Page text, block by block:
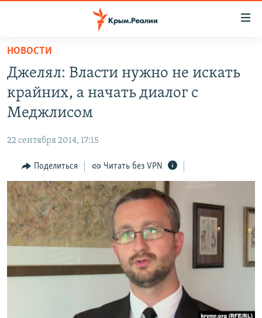
Вернуться
основному
содержанию
Вернутся
главной
навигации
Вернутся
поиску
СПЕЦПРОЕКТЫ
11 ЛЕТ ОККУПАЦИИ КРЫМА. 11 ИСТОРИЙ СОПРОТИВЛЕНИЯ
ВОДА
ЕЩЕ
ИНТЕРАКТИВ
ИНФОГРАФИКА
ТЕЛЕПРОЕКТ КРЫМ.РЕАЛИИ
СОВЕТЫ ПРАВОЗАЩИТНИКОВ
ПОБЕДИТЕЛЕЙ НЕ СУДЯТ?
РАДІО СВОБОДА
КАК ОБОЙТИ БЛОКИРОВКУ
Українською
Qırımtatar
НОВОСТИ
Джелял: Власти нужно не искать
крайних, а начать диалог с
Меджлисом
22 сентября 2014, 17:15
Поделиться Читать без VPN